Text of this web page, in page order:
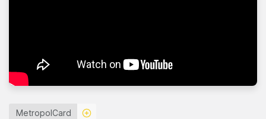
MetropolCard